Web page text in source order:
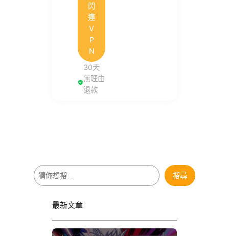
閃
連
V
P
N
30天
無理由
退款
搜
尋
搜尋
最新文章